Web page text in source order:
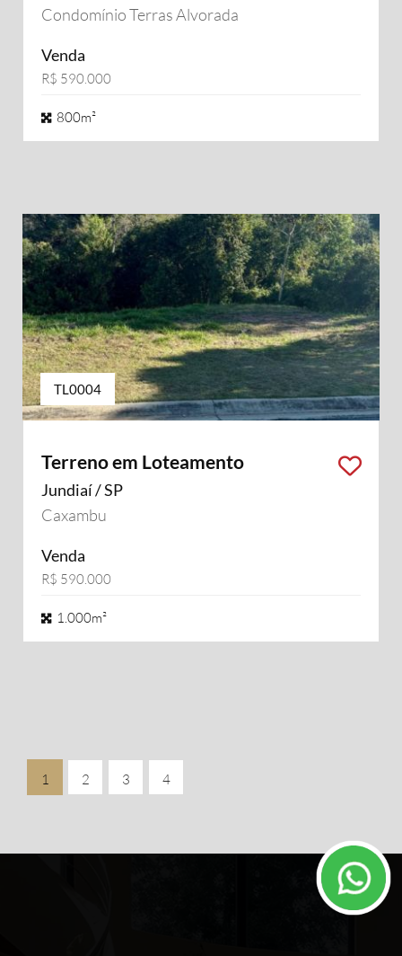
Condomínio Terras Alvorada
Venda
R$ 590.000
800m²
TL0004
Terreno em Loteamento
Jundiaí / SP
Caxambu
Venda
R$ 590.000
1.000m²
1 2 3 4